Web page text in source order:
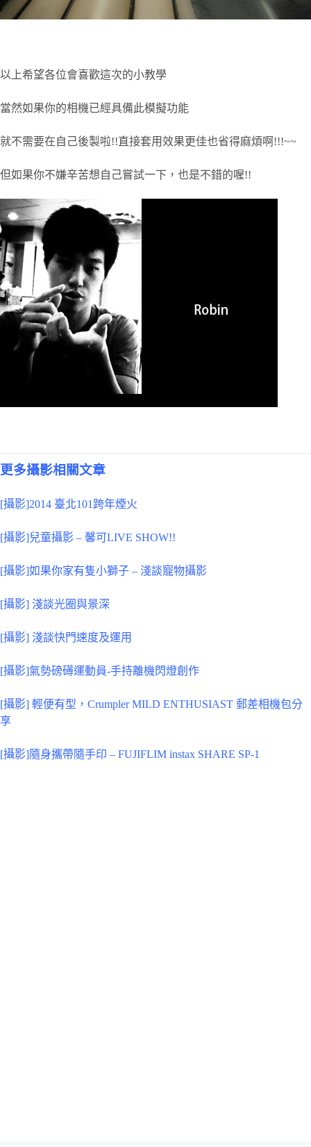
以上希望各位會喜歡這次的小教學
當然如果你的相機已經具備此模擬功能
就不需要在自己後製啦!!直接套用效果更佳也省得麻煩啊!!!~~
但如果你不嫌辛苦想自己嘗試一下，也是不錯的喔!!
更多攝影相關文章
[攝影]2014 臺北101跨年煙火
[攝影]兒童攝影 – 馨可LIVE SHOW!!
[攝影]如果你家有隻小獅子 – 淺談寵物攝影
[攝影] 淺談光圈與景深
[攝影] 淺談快門速度及運用
[攝影]氣勢磅礡運動員-手持離機閃燈創作
[攝影] 輕便有型，Crumpler MILD ENTHUSIAST 郵差相機包分
享
[攝影]隨身攜帶隨手印 – FUJIFLIM instax SHARE SP-1